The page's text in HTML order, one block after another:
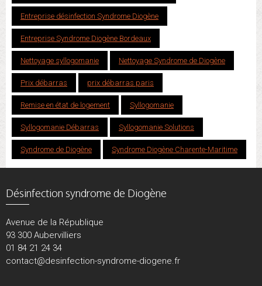
Entreprise désinfection Syndrome Diogène
Entreprise Syndrome Diogène Bordeaux
Nettoyage syllogomanie Nettoyage Syndrome de Diogène
Prix débarras prix débarras paris
Remise en état de logement Syllogomanie
Syllogomanie Débarras Syllogomanie Solutions
Syndrome de Diogène Syndrome Diogène Charente-Maritime
Désinfection syndrome de Diogène
Avenue de la République
93 300 Aubervilliers
01 84 21 24 34
contact@desinfection-syndrome-diogene.fr